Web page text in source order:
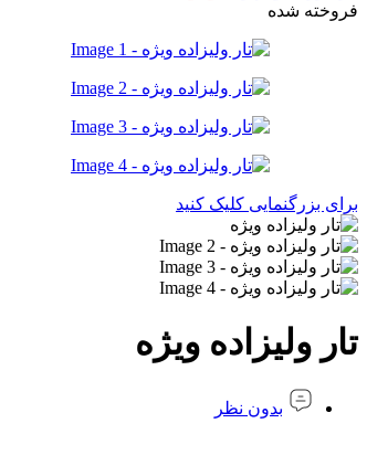
فروخته شده
برای بزرگنمایی کلیک کنید
تار ولیزاده ویژه
بدون نظر